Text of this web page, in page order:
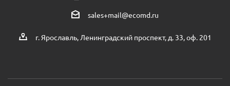
sales+mail@ecomd.ru
г. Ярославль, Ленинградский проспект, д. 33, оф. 201